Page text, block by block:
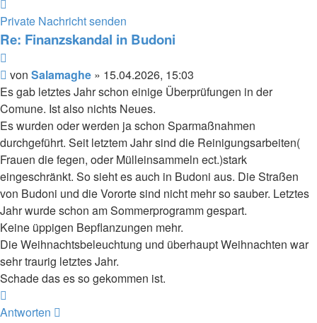
von
Salamaghe
Private Nachricht senden
Re: Finanzskandal in Budoni
Beitrag
von Salamaghe » 15.04.2026, 15:03
Es gab letztes Jahr schon einige Überprüfungen in der
Comune. Ist also nichts Neues.
Es wurden oder werden ja schon Sparmaßnahmen
durchgeführt. Seit letztem Jahr sind die Reinigungsarbeiten(
Frauen die fegen, oder Mülleinsammeln ect.)stark
eingeschränkt. So sieht es auch in Budoni aus. Die Straßen
von Budoni und die Vororte sind nicht mehr so sauber. Letztes
Jahr wurde schon am Sommerprogramm gespart.
Keine üppigen Bepflanzungen mehr.
Die Weihnachtsbeleuchtung und überhaupt Weihnachten war
sehr traurig letztes Jahr.
Schade das es so gekommen ist.
oben
Antworten